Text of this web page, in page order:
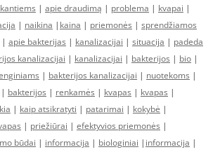
| apie draudimą | problema | kvapai |
| naikina | kaina | priemonės | sprendžiamos
| apie bakterijas | kanalizacijai | situacija | padeda
kanalizacijai | kanalizacijai | bakterijos | bio |
| bakterijos kanalizacijai | nuotekoms |
| bakterijos | renkamės | kvapas | kvapas |
| kaip atsikratyti | patarimai | kokybė |
| priežiūrai | efektyvios priemonės |
būdai | informacija | biologiniai | informacija |